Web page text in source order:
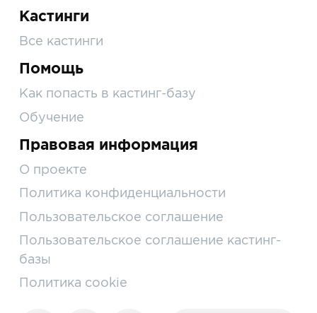
Кастинги
Все кастинги
Помощь
Как попасть в кастинг-базу
Обучение
Правовая информация
О проекте
Политика конфиденциальности
Пользовательское соглашение
Пользовательское соглашение кастинг-
базы
Политика cookie